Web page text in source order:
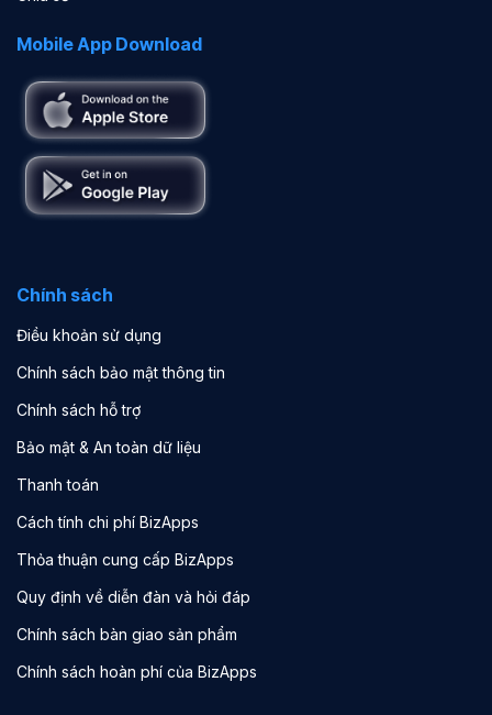
Mobile App Download
Chính sách
Điều khoản sử dụng
Chính sách bảo mật thông tin
Chính sách hỗ trợ
Bảo mật & An toàn dữ liệu
Thanh toán
Cách tính chi phí BizApps
Thỏa thuận cung cấp BizApps
Quy định về diễn đàn và hỏi đáp
Chính sách bàn giao sản phẩm
Chính sách hoàn phí của BizApps